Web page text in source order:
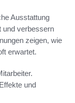
Ausstattung
und verbessern
zeigen, wie
erwartet.
und